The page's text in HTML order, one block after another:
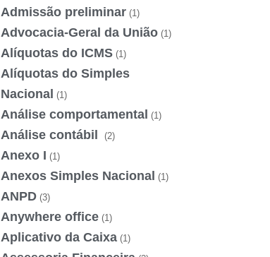
Admissão preliminar (1)
Advocacia-Geral da União (1)
Alíquotas do ICMS (1)
Alíquotas do Simples
Nacional (1)
Análise comportamental (1)
Análise contábil (2)
Anexo I (1)
Anexos Simples Nacional (1)
ANPD (3)
Anywhere office (1)
Aplicativo da Caixa (1)